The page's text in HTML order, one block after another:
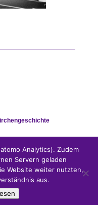
|Kontakt
Analytics). Zudem
Servern geladen
Website weiter nutzten,
aus.